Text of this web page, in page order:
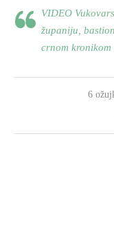
VIDEO
županiju,
crnom kronikom
6